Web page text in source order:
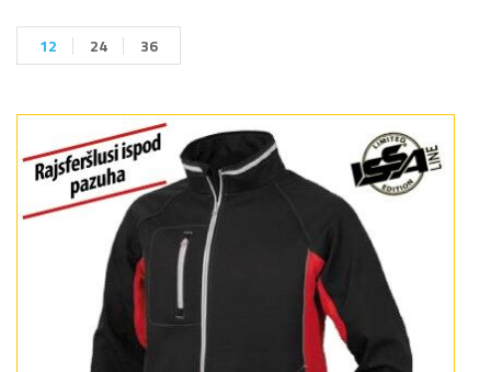
12 24 36